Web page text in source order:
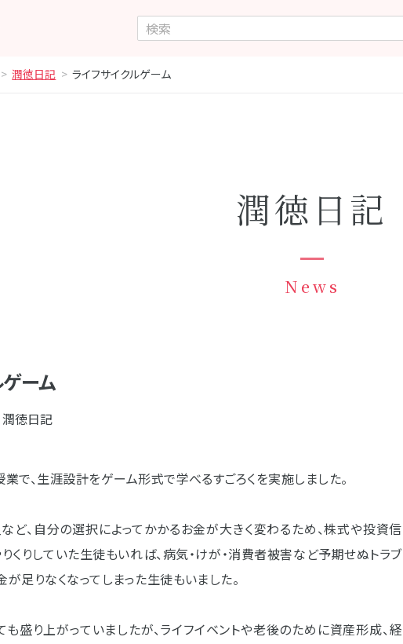
潤徳日記 ライフサイクルゲーム
潤徳日記
News
ーム
潤徳日記
で、生涯設計をゲーム形式で学べるすごろくを実施しました。
ど、自分の選択によってかかるお金が大きく変わるため、株式や投資信
くりしていた生徒もいれば、病気・けが・消費者被害など予期せぬトラブ
足りなくなってしまった生徒もいました。
盛り上がっていましたが、ライフイベントや老後のために資産形成、経